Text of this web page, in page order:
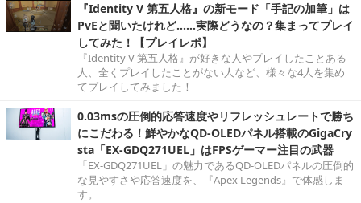
『Identity V 第五人格』の新モード「手記の加筆」は
PvEと聞いたけれど……実際どうなの？集まってプレイ
してみた！【プレイレポ】
『Identity V 第五人格』が好きな人やプレイしたことある
人、全くプレイしたことがない人など、様々な4人を集め
てプレイしてみました！
0.03msの圧倒的応答速度やリフレッシュレートで勝ち
にこだわる！鮮やかなQD-OLEDパネル搭載のGigaCry
sta「EX-GDQ271UEL」はFPSゲーマー注目の武器
「EX-GDQ271UEL」の魅力であるQD-OLEDパネルの圧倒的
な見やすさや応答速度を、『Apex Legends』で体感しま
す。